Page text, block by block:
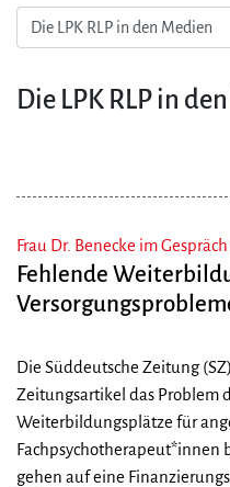
Die LPK RLP in
Frau Dr. Benecke im
Fehlende
Die Süddeutsche Zeitung
Zeitungsartikel das Problem
Weiterbildungsplätze für
Fachpsychotherapeut*innen
gehen auf eine